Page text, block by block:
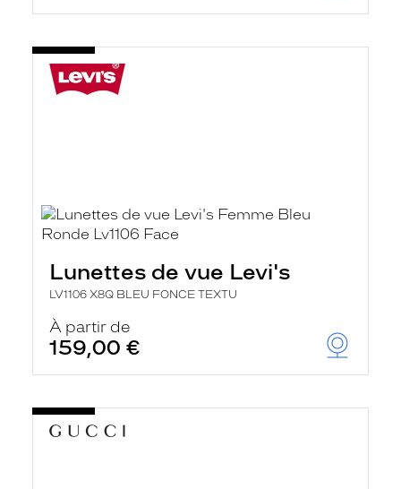
Lunettes de vue Levi's
LV1106 X8Q BLEU FONCE TEXTU
À partir de
159,00 €